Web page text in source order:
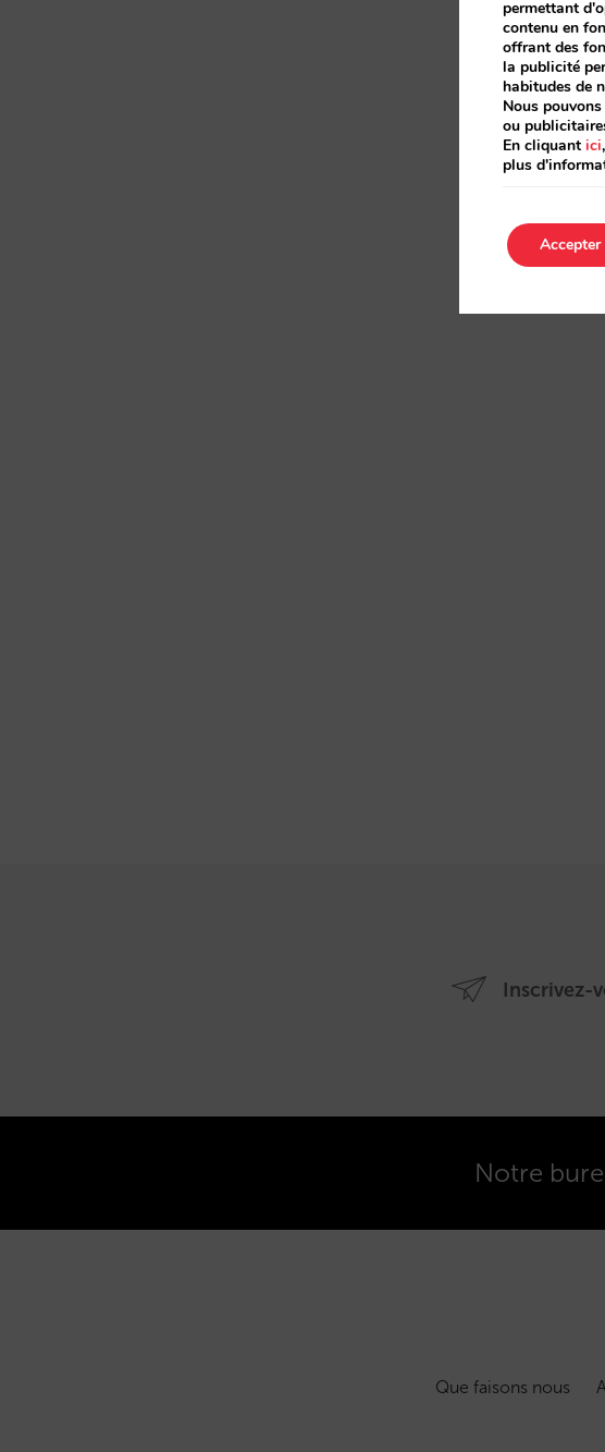
Inscrivez-
Notre
Que faisons nous
permettant
contenu en
offrant des
la publicité
habitudes de
Nous
ou
En cliquant ici
plus
Accepter